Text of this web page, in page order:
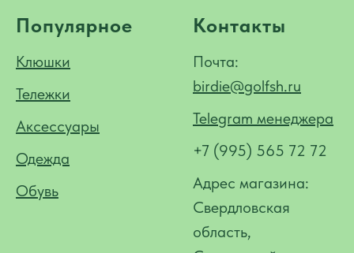
Популярное
Клюшки
Тележки
Аксессуары
Одежда
Обувь
Контакты
Почта:
birdie@golfsh.ru
Telegram менеджера
+7 (995) 565 72 72
Адрес магазина:
Свердловская
область,